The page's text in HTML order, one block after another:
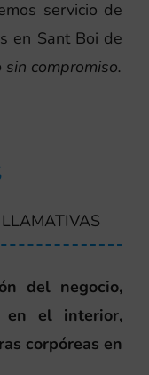
servicio de
en Sant Boi de
compromiso.
del negocio,
el interior,
corpóreas en